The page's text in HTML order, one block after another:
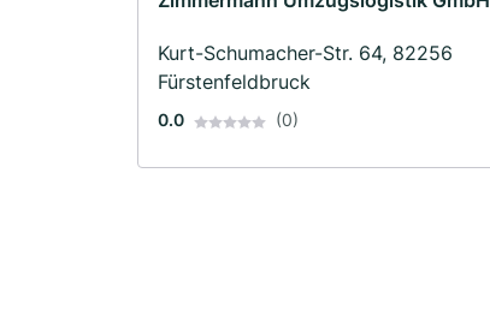
Kurt-Schumacher-Str. 64, 82256
Fürstenfeldbruck
0.0 (0)